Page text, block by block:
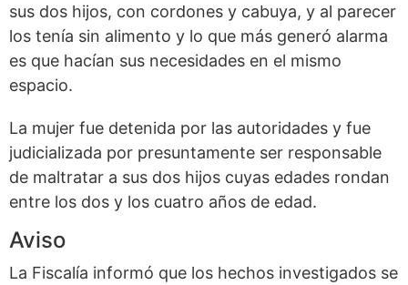
sus dos hijos, con cordones y cabuya, y al parecer
los tenía sin alimento y lo que más generó alarma
es que hacían sus necesidades en el mismo
espacio.
La mujer fue detenida por las autoridades y fue
judicializada por presuntamente ser responsable
de maltratar a sus dos hijos cuyas edades rondan
entre los dos y los cuatro años de edad.
Aviso
La Fiscalía informó que los hechos investigados se